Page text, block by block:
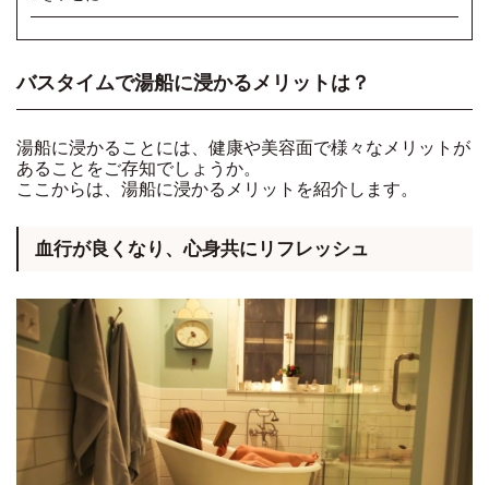
バスタイムで湯船に浸かるメリットは？
湯船に浸かることには、健康や美容面で様々なメリットが
あることをご存知でしょうか。
ここからは、湯船に浸かるメリットを紹介します。
血行が良くなり、心身共にリフレッシュ